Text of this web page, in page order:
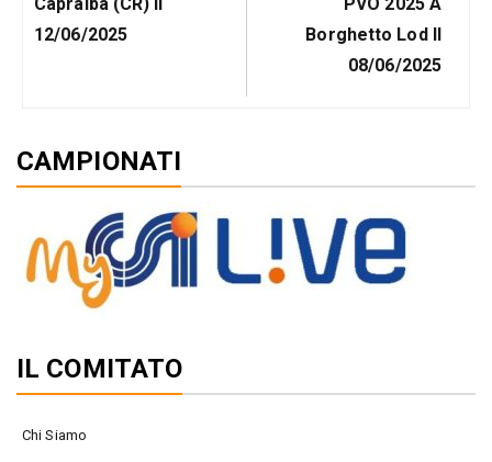
12/06/2025
Borghetto Lod Il
08/06/2025
CAMPIONATI
IL COMITATO
Chi Siamo